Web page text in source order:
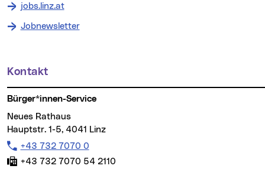
jobs.linz.at
Jobnewsletter
Weitere Informationen
Kontakt
Bürger*innen-Service
Neues Rathaus
Hauptstr. 1-5, 4041 Linz
Telefon:
+43 732 7070 0
Fax:
+43 732 7070 54 2110